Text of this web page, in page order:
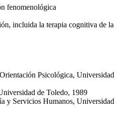
fenomenológica
incluida la terapia cognitiva de la
Psicológica, Universidad
de Toledo, 1989
y Servicios Humanos, Universidad